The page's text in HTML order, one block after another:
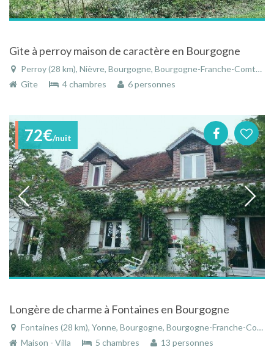
Gite à perroy maison de caractère en Bourgogne
Perroy (28 km), Nièvre, Bourgogne, Bourgogne-Franche-Comté, France
Gîte
4 chambres 6 personnes
72€/nuit
Longère de charme à Fontaines en Bourgogne
Fontaines (28 km), Yonne, Bourgogne, Bourgogne-Franche-Comté, France
Maison - Villa
5 chambres 13 personnes